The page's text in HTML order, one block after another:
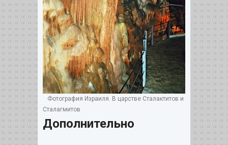
Фотография Израиля. В царстве Сталактитов и
Сталагмитов
Дополнительно